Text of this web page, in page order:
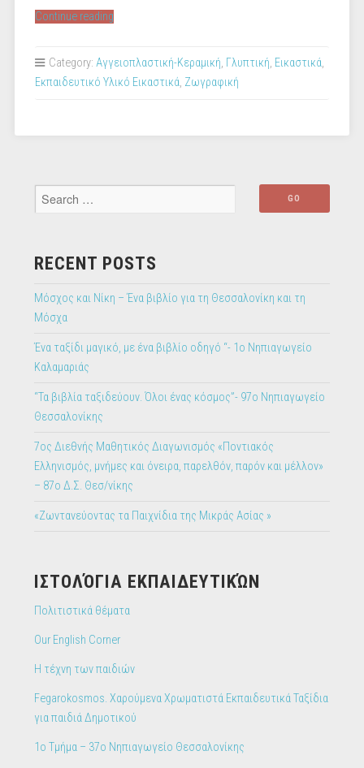
Continue reading“«Εικαστικοί
νίκης”
Category: Αγγειοπλαστική-Κεραμική, Γλυπτική, Εικαστικά,
Εκπαιδευτικό Υλικό Εικαστικά, Ζωγραφική
RECENT POSTS
Μόσχος και Νίκη – Ένα βιβλίο για τη Θεσσαλονίκη και τη
Μόσχα
Ένα ταξίδι μαγικό, με ένα βιβλίο οδηγό “- 1ο Νηπιαγωγείο
Καλαμαριάς
“Τα βιβλία ταξιδεύουν. Όλοι ένας κόσμος”- 97ο Νηπιαγωγείο
Θεσσαλονίκης
7ος Διεθνής Μαθητικός Διαγωνισμός «Ποντιακός
Ελληνισμός, μνήμες και όνειρα, παρελθόν, παρόν και μέλλον»
– 87ο Δ.Σ. Θεσ/νίκης
«Ζωντανεύοντας τα Παιχνίδια της Μικράς Ασίας »
IΣΤΟΛΌΓΙΑ ΕΚΠΑΙΔΕΥΤΙΚΏΝ
Πολιτιστικά θέματα
Our English Corner
Η τέχνη των παιδιών
Fegarokosmos. Χαρούμενα Χρωματιστά Εκπαιδευτικά Ταξίδια
για παιδιά Δημοτικού
1ο Τμήμα – 37ο Νηπιαγωγείο Θεσσαλονίκης